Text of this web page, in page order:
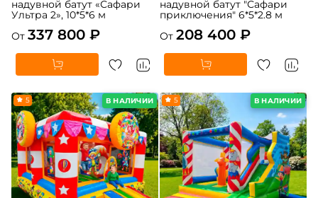
надувной батут «Сафари
Ультра 2», 10*5*6 м
От 337 800 ₽
надувной батут "Сафари
приключения" 6*5*2.8 м
От 208 400 ₽
В НАЛИЧИИ
5 В НАЛИЧИИ
5